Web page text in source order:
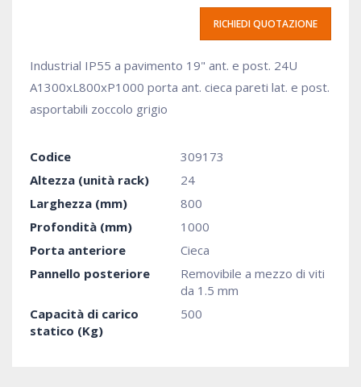
RICHIEDI QUOTAZIONE
Industrial IP55 a pavimento 19" ant. e post. 24U
A1300xL800xP1000 porta ant. cieca pareti lat. e post.
asportabili zoccolo grigio
Codice
309173
Altezza (unità rack)
24
Larghezza (mm)
800
Profondità (mm)
1000
Porta anteriore
Cieca
Pannello posteriore
Removibile a mezzo di viti
da 1.5 mm
Capacità di carico
statico (Kg)
500